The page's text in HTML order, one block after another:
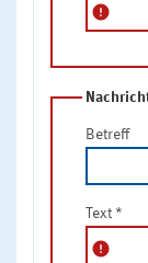
error
Betreff
Text *
error